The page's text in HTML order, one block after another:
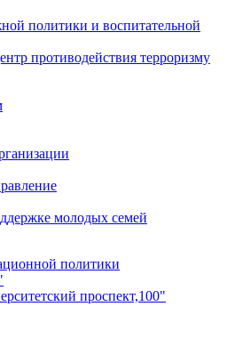
политики и воспитательной
противодействия терроризму
молодых семей
политики
проспект,100"